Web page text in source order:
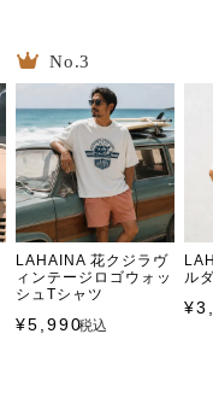
LAHAINA 花クジラヴ
ィンテージロゴウォッ
シュTシャツ
¥5,990税込
ル
¥